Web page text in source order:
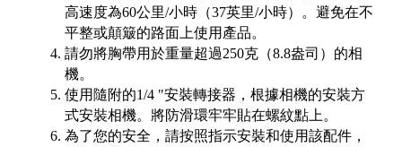
高速度為60公里/小時（37英里/小時）。避免在不
平整或顛簸的路面上使用產品。
請勿將胸帶用於重量超過250克（8.8盎司）的相
機。
使用隨附的1/4 "安裝轉接器，根據相機的安裝方
式安裝相機。將防滑環牢牢貼在螺紋點上。
為了您的安全，請按照指示安裝和使用該配件，